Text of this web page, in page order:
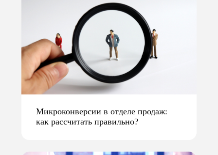
Микроконверсии в отделе продаж:
как рассчитать правильно?